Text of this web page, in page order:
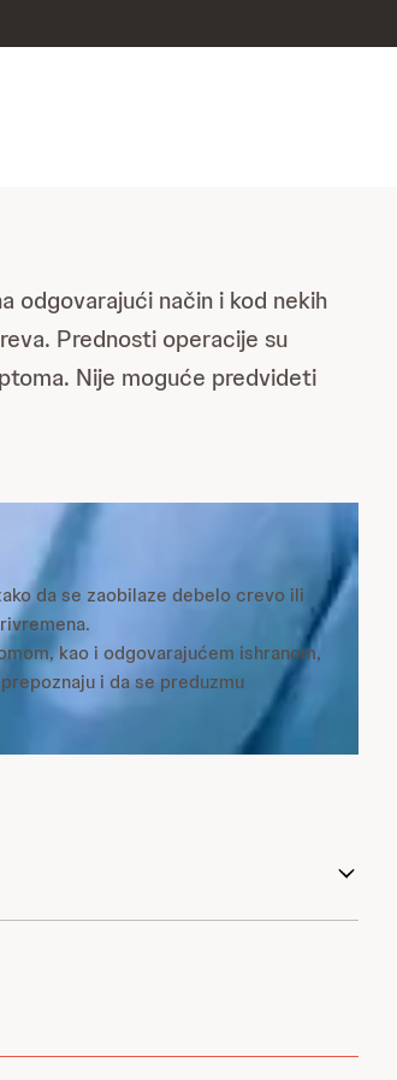
odgovarajući način i kod nekih
Prednosti operacije su
Nije moguće predvideti
da se zaobilaze debelo crevo ili
kao i odgovarajućem ishranom,
i da se preduzmu